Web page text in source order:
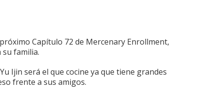
Capítulo 72 de Mercenary Enrollment,
su familia.
Ijin será el que cocine ya que tiene grandes
frente a sus amigos.